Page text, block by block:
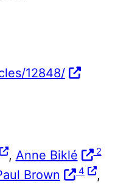
12848/
, Anne Biklé 2
Brown 4
,